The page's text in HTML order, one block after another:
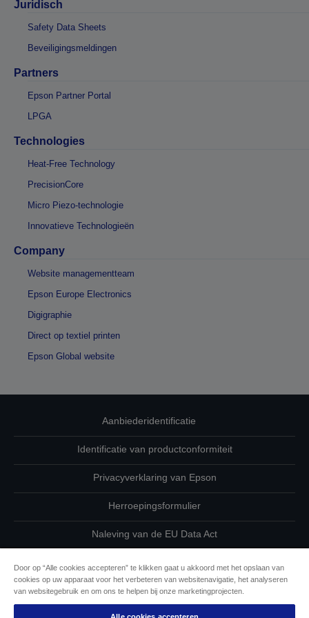
Juridisch
Safety Data Sheets
Beveiligingsmeldingen
Partners
Epson Partner Portal
LPGA
Technologies
Heat-Free Technology
PrecisionCore
Micro Piezo-technologie
Innovatieve Technologieën
Company
Website managementteam
Epson Europe Electronics
Digigraphie
Direct op textiel printen
Epson Global website
Aanbiederidentificatie
Identificatie van productconformiteit
Privacyverklaring van Epson
Herroepingsformulier
Naleving van de EU Data Act
Cookie-informatie
Door op “Alle cookies accepteren” te klikken gaat u akkoord met het opslaan van
cookies op uw apparaat voor het verbeteren van websitenavigatie, het analyseren
van websitegebruik en om ons te helpen bij onze marketingprojecten.